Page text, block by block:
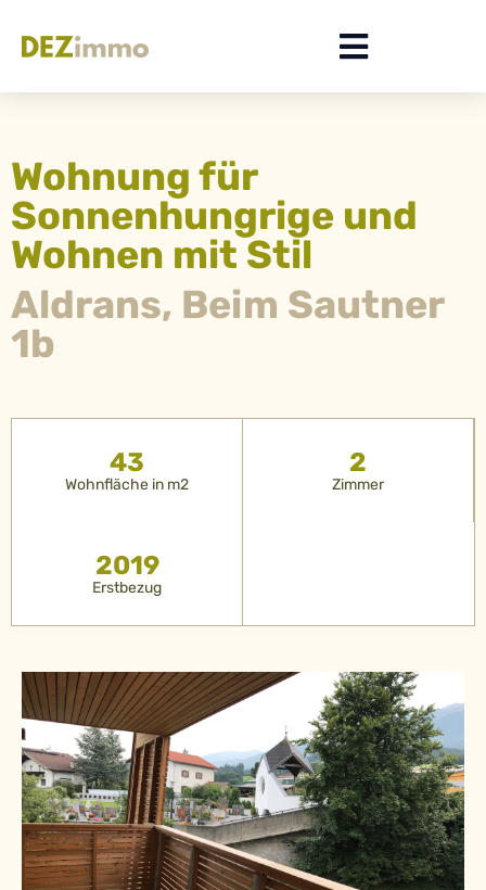
Wohnung für
Sonnenhungrige und
Wohnen mit Stil
Aldrans, Beim Sautner
1b
43
Wohnfläche in m2
2
Zimmer
2019
Erstbezug